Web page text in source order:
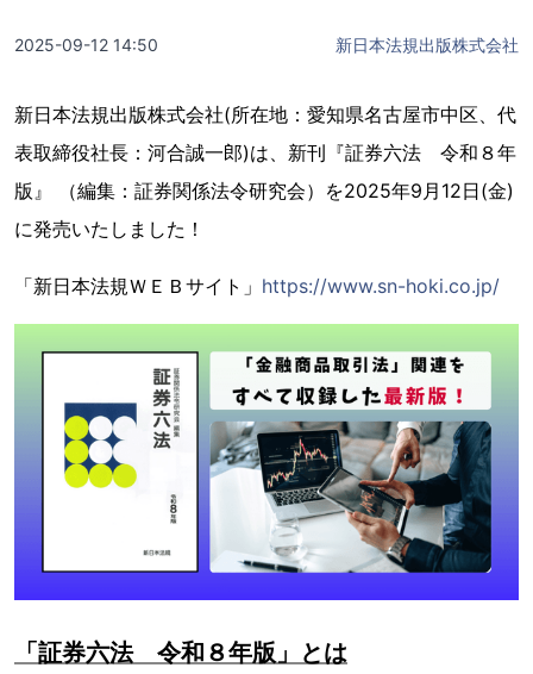
2025-09-12 14:50 新日本法規出版株式会社
新日本法規出版株式会社(所在地：愛知県名古屋市中区、代
表取締役社長：河合誠一郎)は、新刊『証券六法 令和８年
版』 （編集：証券関係法令研究会）を2025年9月12日(金)
に発売いたしました！
「新日本法規ＷＥＢサイト」 https://www.sn-hoki.co.jp/
「証券六法 令和８年版」とは